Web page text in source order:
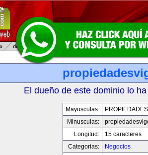
El dueño de este dominio lo
Mayusculas:
Minusculas:
Longitud:
15 caracteres
Categorias:
Negocios